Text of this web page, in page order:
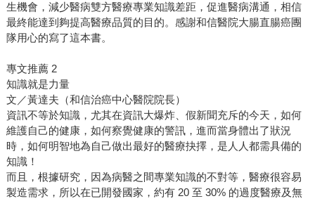
生機會，減少醫病雙方醫療專業知識差距，促進醫病溝通，相信
最終能達到夠提高醫療品質的目的。感謝和信醫院大腸直腸癌團
隊用心的寫了這本書。
專文推薦 2
知識就是力量
文／黃達夫（和信治癌中心醫院院長）
資訊不等於知識，尤其在資訊大爆炸、假新聞充斥的今天，如何
維護自己的健康，如何察覺健康的警訊，進而當身體出了狀況
時，如何明智地為自己做出最好的醫療抉擇，是人人都需具備的
知識！
而且，根據研究，因為病醫之間專業知識的不對等，醫療很容易
製造需求，所以在已開發國家，約有 20 至 30% 的過度醫療及無